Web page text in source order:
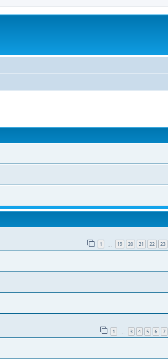
1 19 20 21 22 23
1 … 3 4 5 6 7